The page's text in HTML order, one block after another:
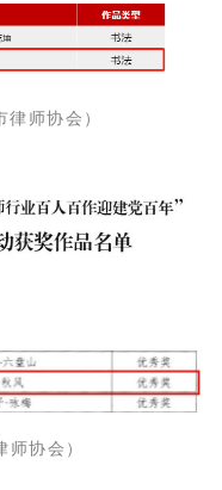
律师协会）
师协会）